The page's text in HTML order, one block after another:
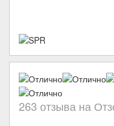
263 отзыва на